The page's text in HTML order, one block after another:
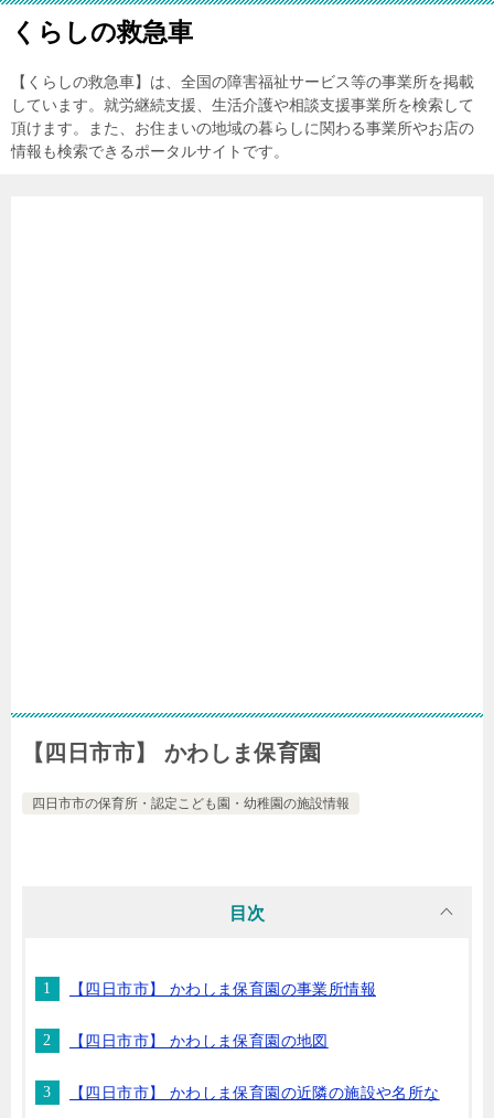
くらしの救急車
【くらしの救急車】は、全国の障害福祉サービス等の事業所を掲載
しています。就労継続支援、生活介護や相談支援事業所を検索して
頂けます。また、お住まいの地域の暮らしに関わる事業所やお店の
情報も検索できるポータルサイトです。
【四日市市】 かわしま保育園
四日市市の保育所・認定こども園・幼稚園の施設情報
目次
【四日市市】 かわしま保育園の事業所情報
【四日市市】 かわしま保育園の地図
【四日市市】 かわしま保育園の近隣の施設や名所な